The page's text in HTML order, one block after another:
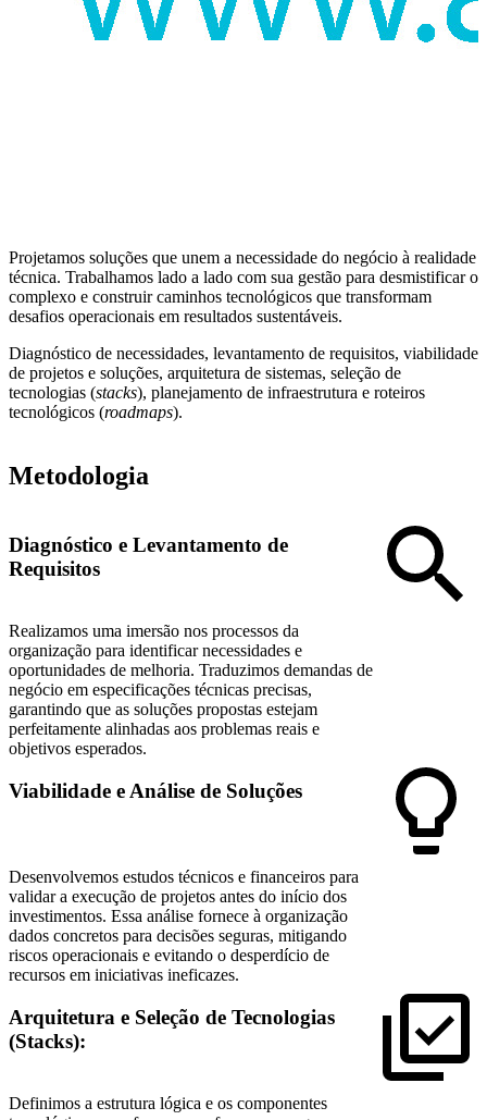
Projetamos soluções que unem a necessidade do negócio à realidade
técnica. Trabalhamos lado a lado com sua gestão para desmistificar o
complexo e construir caminhos tecnológicos que transformam
desafios operacionais em resultados sustentáveis.
Diagnóstico de necessidades, levantamento de requisitos, viabilidade
de projetos e soluções, arquitetura de sistemas, seleção de
tecnologias (stacks), planejamento de infraestrutura e roteiros
tecnológicos (roadmaps).
Metodologia
Diagnóstico e Levantamento de
Requisitos
Realizamos uma imersão nos processos da
organização para identificar necessidades e
oportunidades de melhoria. Traduzimos demandas de
negócio em especificações técnicas precisas,
garantindo que as soluções propostas estejam
perfeitamente alinhadas aos problemas reais e
objetivos esperados.
Viabilidade e Análise de Soluções
Desenvolvemos estudos técnicos e financeiros para
validar a execução de projetos antes do início dos
investimentos. Essa análise fornece à organização
dados concretos para decisões seguras, mitigando
riscos operacionais e evitando o desperdício de
recursos em iniciativas ineficazes.
Arquitetura e Seleção de Tecnologias
(Stacks):
Definimos a estrutura lógica e os componentes